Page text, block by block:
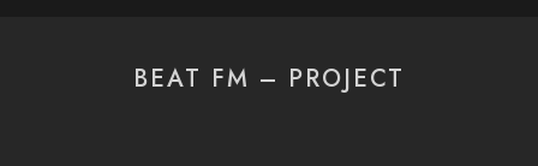
BEAT FM – PROJECT